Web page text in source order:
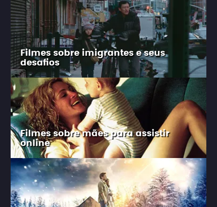
Filmes sobre imigrantes e seus
desafios
Filmes sobre mães para assistir
online